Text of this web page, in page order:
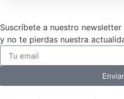
Suscríbete a nuestro newsletter
y no te pierdas nuestra
Enviar